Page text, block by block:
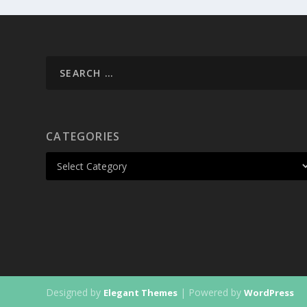
CATEGORIES
Designed by Elegant Themes | Powered byWordPress